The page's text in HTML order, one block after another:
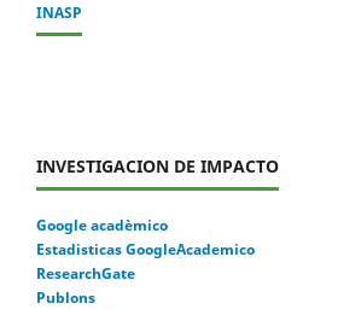
INASP
INVESTIGACION DE IMPACTO
Google acadèmico
Estadisticas GoogleAcademico
ResearchGate
Publons